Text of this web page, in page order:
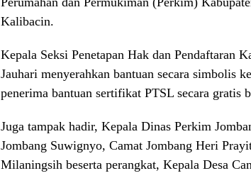
Kalibacin.
Kepala Seksi Penetapan Hak dan Pendaftaran
Jauhari menyerahkan bantuan secara simbolis
penerima bantuan sertifikat PTSL secara gratis
Juga tampak hadir, Kepala Dinas Perkim
Jombang Suwignyo, Camat Jombang Heri
Milaningsih beserta perangkat, Kepala Desa